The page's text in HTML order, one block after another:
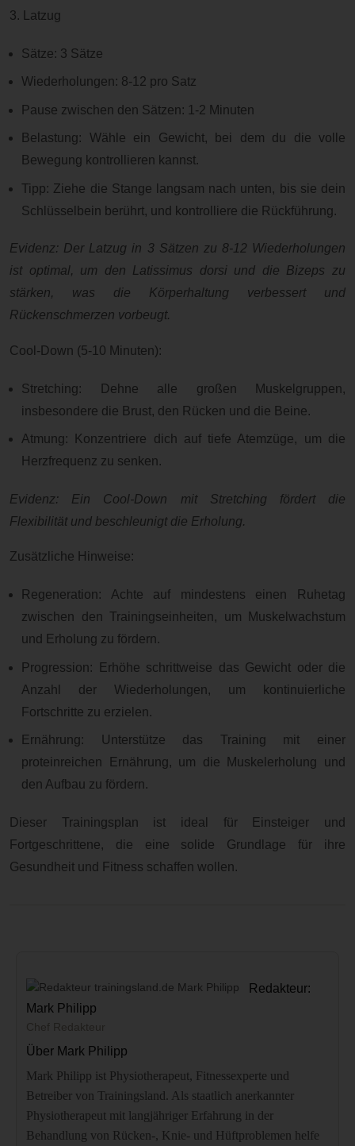
3. Latzug
Sätze: 3 Sätze
Wiederholungen: 8-12 pro Satz
Pause zwischen den Sätzen: 1-2 Minuten
Belastung: Wähle ein Gewicht, bei dem du die volle
Bewegung kontrollieren kannst.
Tipp: Ziehe die Stange langsam nach unten, bis sie dein
Schlüsselbein berührt, und kontrolliere die Rückführung.
Evidenz: Der Latzug in 3 Sätzen zu 8-12 Wiederholungen
ist optimal, um den Latissimus dorsi und die Bizeps zu
stärken, was die Körperhaltung verbessert und
Rückenschmerzen vorbeugt.
Cool-Down (5-10 Minuten):
Stretching: Dehne alle großen Muskelgruppen,
insbesondere die Brust, den Rücken und die Beine.
Atmung: Konzentriere dich auf tiefe Atemzüge, um die
Herzfrequenz zu senken.
Evidenz: Ein Cool-Down mit Stretching fördert die
Flexibilität und beschleunigt die Erholung.
Zusätzliche Hinweise:
Regeneration: Achte auf mindestens einen Ruhetag
zwischen den Trainingseinheiten, um Muskelwachstum
und Erholung zu fördern.
Progression: Erhöhe schrittweise das Gewicht oder die
Anzahl der Wiederholungen, um kontinuierliche
Fortschritte zu erzielen.
Ernährung: Unterstütze das Training mit einer
proteinreichen Ernährung, um die Muskelerholung und
den Aufbau zu fördern.
Dieser Trainingsplan ist ideal für Einsteiger und
Fortgeschrittene, die eine solide Grundlage für ihre
Gesundheit und Fitness schaffen wollen.
Redakteur:
Mark Philipp
Chef Redakteur
Über Mark Philipp
Mark Philipp ist Physiotherapeut, Fitnessexperte und
Betreiber von Trainingsland. Als staatlich anerkannter
Physiotherapeut mit langjähriger Erfahrung in der
Behandlung von Rücken-, Knie- und Hüftproblemen helfe